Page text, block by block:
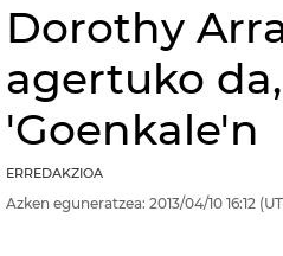
Dorothy
agertuko da,
'Goenkale'n
ERREDAKZIOA
Azken eguneratzea: 2013/04/10 16:12